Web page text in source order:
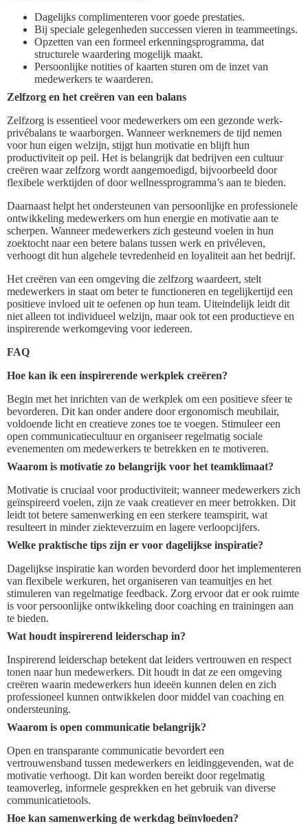
Dagelijks complimenteren voor goede prestaties.
Bij speciale gelegenheden successen vieren in teammeetings.
Opzetten van een formeel erkenningsprogramma, dat
structurele waardering mogelijk maakt.
Persoonlijke notities of kaarten sturen om de inzet van
medewerkers te waarderen.
Zelfzorg en het creëren van een balans
Zelfzorg is essentieel voor medewerkers om een gezonde werk-
privébalans te waarborgen. Wanneer werknemers de tijd nemen
voor hun eigen welzijn, stijgt hun motivatie en blijft hun
productiviteit op peil. Het is belangrijk dat bedrijven een cultuur
creëren waar zelfzorg wordt aangemoedigd, bijvoorbeeld door
flexibele werktijden of door wellnessprogramma’s aan te bieden.
Daarnaast helpt het ondersteunen van persoonlijke en professionele
ontwikkeling medewerkers om hun energie en motivatie aan te
scherpen. Wanneer medewerkers zich gesteund voelen in hun
zoektocht naar een betere balans tussen werk en privéleven,
verhoogt dit hun algehele tevredenheid en loyaliteit aan het bedrijf.
Het creëren van een omgeving die zelfzorg waardeert, stelt
medewerkers in staat om beter te functioneren en tegelijkertijd een
positieve invloed uit te oefenen op hun team. Uiteindelijk leidt dit
niet alleen tot individueel welzijn, maar ook tot een productieve en
inspirerende werkomgeving voor iedereen.
FAQ
Hoe kan ik een inspirerende werkplek creëren?
Begin met het inrichten van de werkplek om een positieve sfeer te
bevorderen. Dit kan onder andere door ergonomisch meubilair,
voldoende licht en creatieve zones toe te voegen. Stimuleer een
open communicatiecultuur en organiseer regelmatig sociale
evenementen om medewerkers te betrekken en te motiveren.
Waarom is motivatie zo belangrijk voor het teamklimaat?
Motivatie is cruciaal voor productiviteit; wanneer medewerkers zich
geïnspireerd voelen, zijn ze vaak creatiever en meer betrokken. Dit
leidt tot betere samenwerking en een sterkere teamspirit, wat
resulteert in minder ziekteverzuim en lagere verloopcijfers.
Welke praktische tips zijn er voor dagelijkse inspiratie?
Dagelijkse inspiratie kan worden bevorderd door het implementeren
van flexibele werkuren, het organiseren van teamuitjes en het
stimuleren van regelmatige feedback. Zorg ervoor dat er ook ruimte
is voor persoonlijke ontwikkeling door coaching en trainingen aan
te bieden.
Wat houdt inspirerend leiderschap in?
Inspirerend leiderschap betekent dat leiders vertrouwen en respect
tonen naar hun medewerkers. Dit houdt in dat ze een omgeving
creëren waarin medewerkers hun ideeën kunnen delen en zich
professioneel kunnen ontwikkelen door middel van coaching en
ondersteuning.
Waarom is open communicatie belangrijk?
Open en transparante communicatie bevordert een
vertrouwensband tussen medewerkers en leidinggevenden, wat de
motivatie verhoogt. Dit kan worden bereikt door regelmatig
teamoverleg, informele gesprekken en het gebruik van diverse
communicatietools.
Hoe kan samenwerking de werkdag beïnvloeden?